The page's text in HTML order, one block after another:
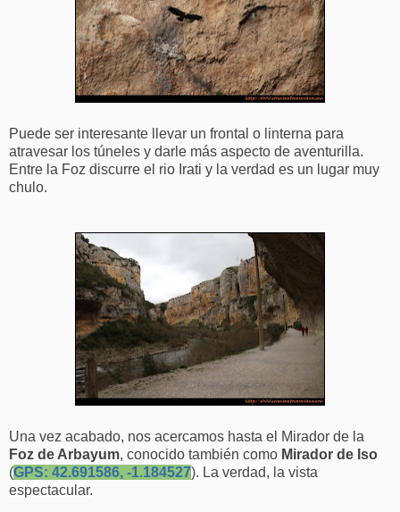
Puede ser interesante llevar un frontal o linterna para
atravesar los túneles y darle más aspecto de aventurilla.
Entre la Foz discurre el rio Irati y la verdad es un lugar muy
chulo.
Una vez acabado, nos acercamos hasta el Mirador de la
Foz de Arbayum, conocido también como Mirador de Iso
(GPS: 42.691586, -1.184527). La verdad, la vista
espectacular.